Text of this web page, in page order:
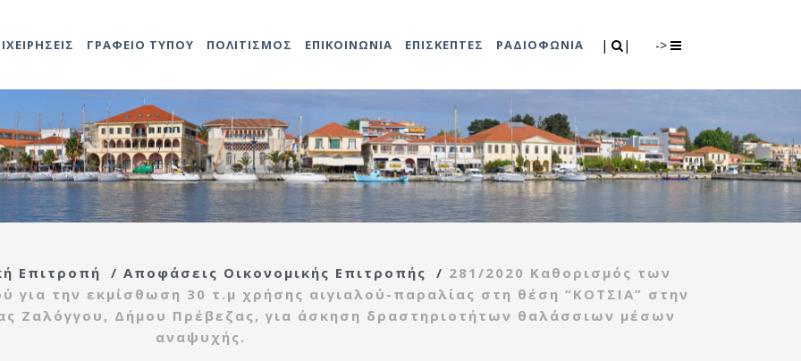
| | ->
Αντιδήμαρχοι
Γενικός
Γραμματέας
Σύμβουλοι
Οργανόγραμμα
Video
Προκηρύξεις
Προσλήψεων
Ανακοινώσεις
Αναρτήσεις
Διάφορες
Ληξιαρχείο
Δημοτολόγιο
Κέντρο
εξυπηρέτησης
πολιτών(ΚΕΠ)
Τμήμα Πρόνοιας
Κέντρο
γυναικών
Κέντρο ανοιχτής
προστασίας
Άδειες καταστημάτων
Προκηρύξεις – Διαγωνισμοί
2014-2020
2021-2027
ΓΡΑΦΕΙΟ ΤΥΠΟΥ ΠΟΛΙΤΙΣΜΟΣ
Αναρτήσεις
Δομές Πολιτισμού
Πολιτιστικές εκδηλώσεις
ΕΠΙΚΟΙΝΩΝΙΑ ΕΠΙΣΚΕΠΤΕΣ ΡΑΔΙΟΦΩΝΙΑ
Επιτροπή / Αποφάσεις Οικονομικής Επιτροπής / 281/2020 Καθορισμός των
για την εκμίσθωση 30 τ.μ χρήσης αιγιαλού-παραλίας στη θέση “ΚΟΤΣΙΑ” στην
Ζαλόγγου, Δήμου Πρέβεζας, για άσκηση δραστηριοτήτων θαλάσσιων μέσων
αναψυχής.